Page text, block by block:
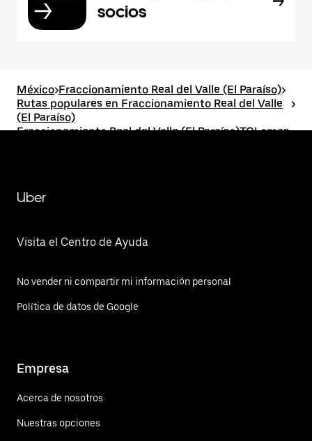
socios
México>Fraccionamiento Real del Valle (El Paraíso)>
Rutas populares en Fraccionamiento Real del Valle
(El Paraíso)
>
Fraccionamiento Real del Valle (El Paraíso)TOLomas
Uber
Visita el Centro de Ayuda
No vender ni compartir mi información personal
Política de datos de Google
Empresa
Acerca de nosotros
Nuestras opciones